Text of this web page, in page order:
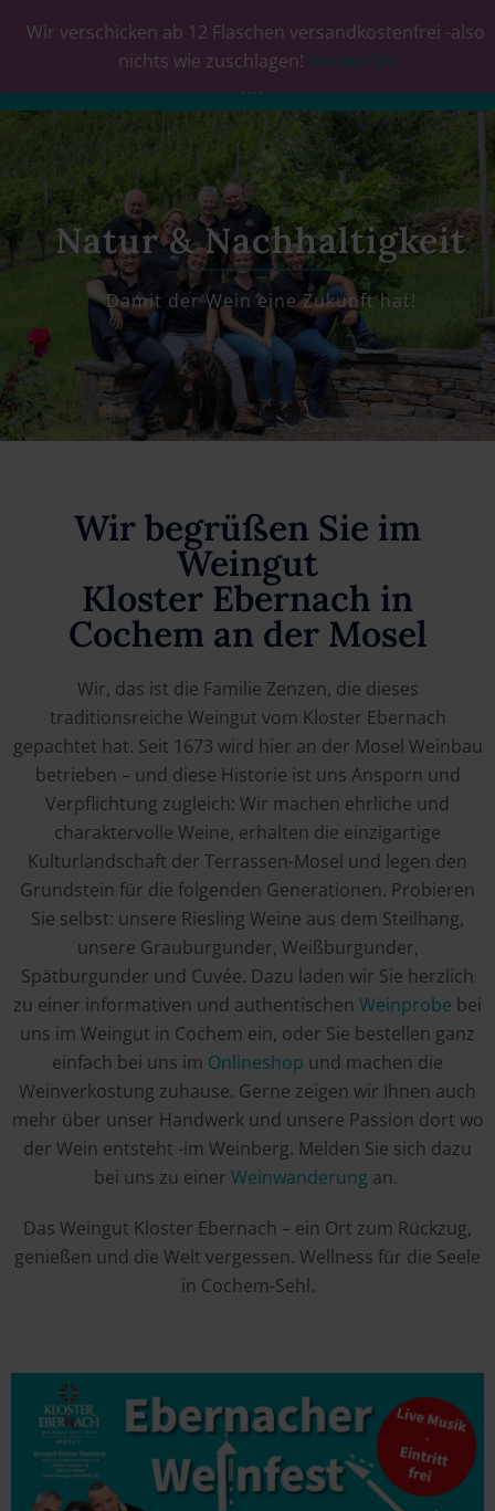
Wir verschicken ab 12 Flaschen versandkostenfrei -also
nichts wie zuschlagen! Verwerfen
0
Natur & Nachhaltigkeit
Damit der Wein eine Zukunft hat!
Wir begrüßen Sie im
Weingut
Kloster Ebernach in
Cochem an der Mosel
Wir, das ist die Familie Zenzen, die dieses
traditionsreiche Weingut vom Kloster Ebernach
gepachtet hat. Seit 1673 wird hier an der Mosel Weinbau
betrieben – und diese Historie ist uns Ansporn und
Verpflichtung zugleich: Wir machen ehrliche und
charaktervolle Weine, erhalten die einzigartige
Kulturlandschaft der Terrassen-Mosel und legen den
Grundstein für die folgenden Generationen. Probieren
Sie selbst: unsere Riesling Weine aus dem Steilhang,
unsere Grauburgunder, Weißburgunder,
Spätburgunder und Cuvée. Dazu laden wir Sie herzlich
zu einer informativen und authentischen Weinprobe bei
uns im Weingut in Cochem ein, oder Sie bestellen ganz
einfach bei uns im Onlineshop und machen die
Weinverkostung zuhause. Gerne zeigen wir Ihnen auch
mehr über unser Handwerk und unsere Passion dort wo
der Wein entsteht -im Weinberg. Melden Sie sich dazu
bei uns zu einer Weinwanderung an.
Das Weingut Kloster Ebernach – ein Ort zum Rückzug,
genießen und die Welt vergessen. Wellness für die Seele
in Cochem-Sehl.